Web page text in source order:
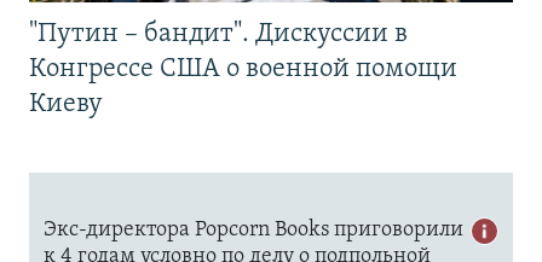
"Путин – бандит". Дискуссии в
Конгрессе США о военной помощи
Киеву